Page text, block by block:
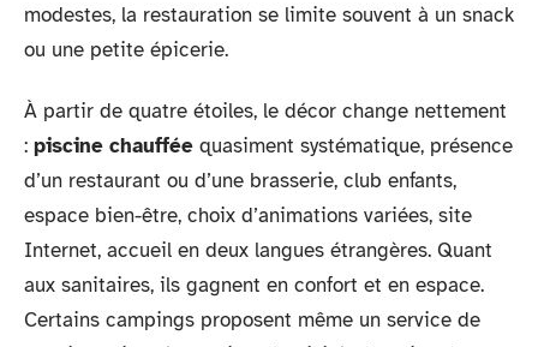
modestes, la restauration se limite souvent à un snack
ou une petite épicerie.
À partir de quatre étoiles, le décor change nettement
: piscine chauffée quasiment systématique, présence
d’un restaurant ou d’une brasserie, club enfants,
espace bien-être, choix d’animations variées, site
Internet, accueil en deux langues étrangères. Quant
aux sanitaires, ils gagnent en confort et en espace.
Certains campings proposent même un service de